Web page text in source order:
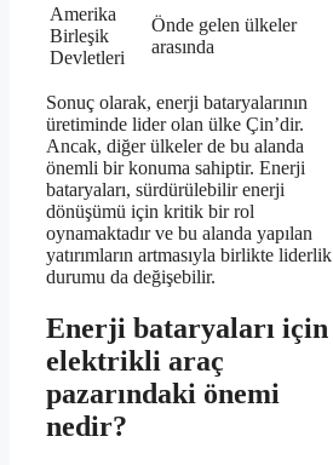
Amerika
Birleşik
Devletleri
Önde gelen ülkeler
arasında
Sonuç olarak, enerji bataryalarının
üretiminde lider olan ülke Çin’dir.
Ancak, diğer ülkeler de bu alanda
önemli bir konuma sahiptir. Enerji
bataryaları, sürdürülebilir enerji
dönüşümü için kritik bir rol
oynamaktadır ve bu alanda yapılan
yatırımların artmasıyla birlikte liderlik
durumu da değişebilir.
Enerji bataryaları için
elektrikli araç
pazarındaki önemi
nedir?